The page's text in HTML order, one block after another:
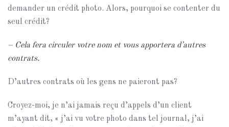
demander un crédit photo. Alors, pourquoi se contenter du
seul crédit?
– Cela fera circuler votre nom et vous apportera d’autres
contrats.
D’autres contrats où les gens ne paieront pas?
Croyez-moi, je n’ai jamais reçu d’appels d’un client
m’ayant dit, « j’ai vu votre photo dans tel journal, j’ai